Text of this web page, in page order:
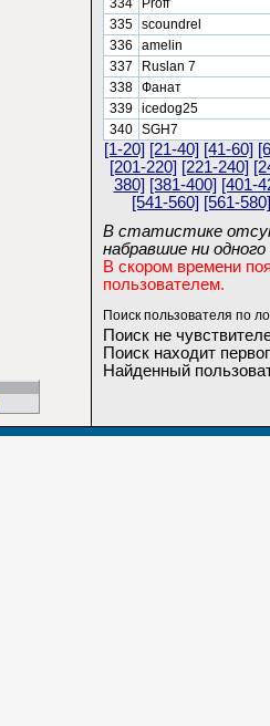
334
Proff
335 scoundrel
336
amelin
337
Ruslan 7
338 Фанат
339 icedog25
340 SGH7
[1-20] [21-40] [41-60]
[201-220] [221-240]
380] [381-400] [401-
[541-560] [561-580]
В статистике
набравшие ни одного
В скором времени
пользователем.
Поиск пользователя по
Поиск не
Поиск находит
Найденный